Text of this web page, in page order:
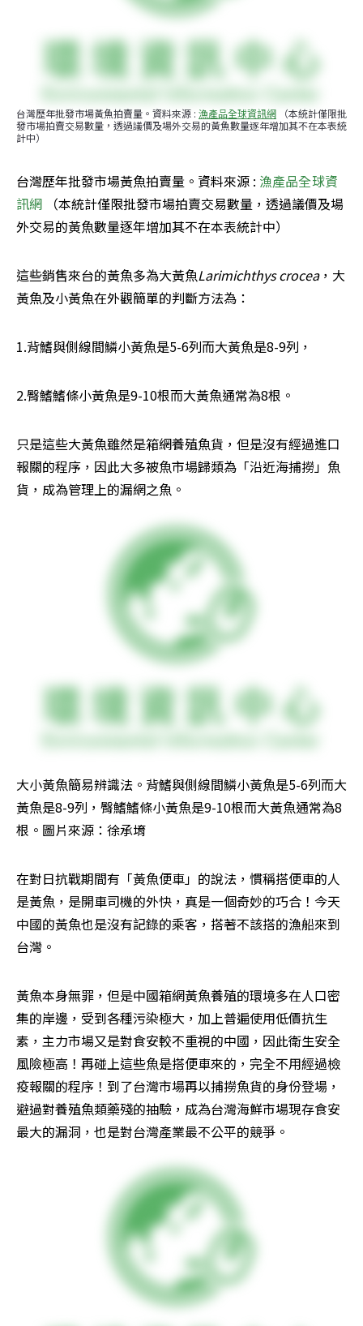
台灣歷年批發市場黃魚拍賣量。資料來源 : 漁產品全球資訊網 （本統計僅限批
發市場拍賣交易數量，透過議價及場外交易的黃魚數量逐年增加其不在本表統
計中）
台灣歷年批發市場黃魚拍賣量。資料來源 : 漁產品全球資
訊網 （本統計僅限批發市場拍賣交易數量，透過議價及場
外交易的黃魚數量逐年增加其不在本表統計中）
這些銷售來台的黃魚多為大黃魚Larimichthys crocea，大
黃魚及小黃魚在外觀簡單的判斷方法為：
1.背鰭與側線間鱗小黃魚是5-6列而大黃魚是8-9列，
2.臀鰭鰭條小黃魚是9-10根而大黃魚通常為8根。
只是這些大黃魚雖然是箱網養殖魚貨，但是沒有經過進口
報關的程序，因此大多被魚市場歸類為「沿近海捕撈」魚
貨，成為管理上的漏網之魚。
大小黃魚簡易辨識法。背鰭與側線間鱗小黃魚是5-6列而大
黃魚是8-9列，臀鰭鰭條小黃魚是9-10根而大黃魚通常為8
根。圖片來源：徐承堉
在對日抗戰期間有「黃魚便車」的說法，慣稱搭便車的人
是黃魚，是開車司機的外快，真是一個奇妙的巧合！今天
中國的黃魚也是沒有記錄的乘客，搭著不該搭的漁船來到
台灣。
黃魚本身無罪，但是中國箱網黃魚養殖的環境多在人口密
集的岸邊，受到各種污染極大，加上普遍使用低價抗生
素，主力市場又是對食安較不重視的中國，因此衛生安全
風險極高！再碰上這些魚是搭便車來的，完全不用經過檢
疫報關的程序！到了台灣市場再以捕撈魚貨的身份登場，
避過對養殖魚類藥殘的抽驗，成為台灣海鮮市場現存食安
最大的漏洞，也是對台灣產業最不公平的競爭。